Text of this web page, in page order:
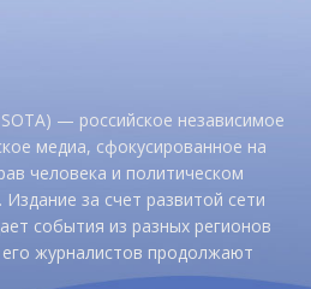
— российское независимое
медиа, сфокусированное на
человека и политическом
за счет развитой сети
события из разных регионов
журналистов продолжают